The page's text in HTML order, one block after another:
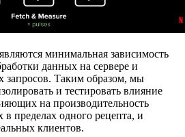
минимальная зависимость
данных на сервере и
запросов. Таким образом, мы
и тестировать влияние
на производительность
в пределах одного рецепта, и
клиентов.